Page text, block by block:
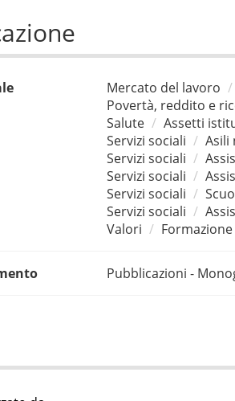
Mercato del lavoro
Povertà, reddito e
Salute
Assetti
Servizi sociali
Asili
Servizi sociali
Servizi sociali
Servizi sociali
Servizi sociali
Valori
Pubblicazioni -